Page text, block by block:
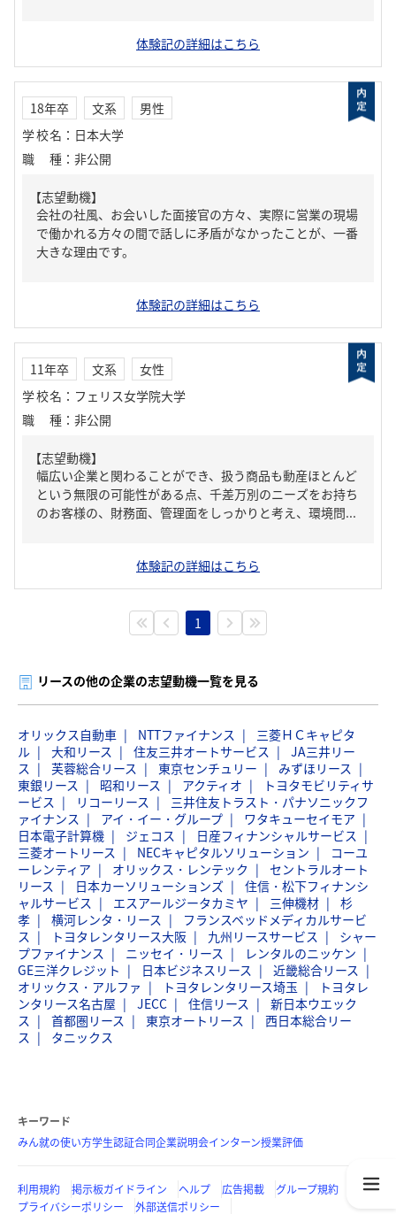
体験記の詳細はこちら
18年卒 文系
男性
学校名 ： 日本大学
職種 ： 非公開
【志望動機】
会社の社風、お会いした面接官の方々、実際に営業の現場
で働かれる方々の間で話しに矛盾がなかったことが、一番
大きな理由です。
体験記の詳細はこちら
11年卒 文系
女性
学校名 ： フェリス女学院大学
職種 ： 非公開
【志望動機】
幅広い企業と関わることができ、扱う商品も動産ほとんど
という無限の可能性がある点、千差万別のニーズをお持ち
のお客様の、財務面、管理面をしっかりと考え、環境問...
体験記の詳細はこちら
1
リースの他の企業の志望動機一覧を見る
オリックス自動車 NTTファイナンス
三菱ＨＣキャピタ
ル
大和リース 住友三井オートサービス
JA三井リー
ス
芙蓉総合リース 東京センチュリー
みずほリース
東銀リース
昭和リース アクティオ
トヨタモビリティサ
ービス
リコーリース
三井住友トラスト・パナソニックフ
ァイナンス
アイ・イー・グループ
ワタキューセイモア
日本電子計算機
ジェコス
日産フィナンシャルサービス
三菱オートリース
NECキャピタルソリューション
コーユ
ーレンティア
オリックス・レンテック
セントラルオート
リース
日本カーソリューションズ
住信・松下フィナンシ
ャルサービス
エスアールジータカミヤ 三伸機材
杉
孝
横河レンタ・リース
フランスベッドメディカルサービ
ス
トヨタレンタリース大阪 九州リースサービス
シャー
プファイナンス
ニッセイ・リース
レンタルのニッケン
GE三洋クレジット
日本ビジネスリース
近畿総合リース
オリックス・アルファ
トヨタレンタリース埼玉
トヨタレ
ンタリース名古屋
JECC 住信リース
新日本ウエック
ス
首都圏リース 東京オートリース
西日本総合リー
ス
タニックス
キーワード
みん就の使い方学生認証合同企業説明会インターン授業評価
利用規約 掲示板ガイドライン ヘルプ 広告掲載
グループ規約
プライバシーポリシー
外部送信ポリシー